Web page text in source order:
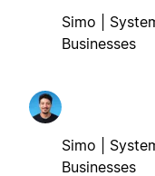
Simo |
Businesses
Simo |
Businesses